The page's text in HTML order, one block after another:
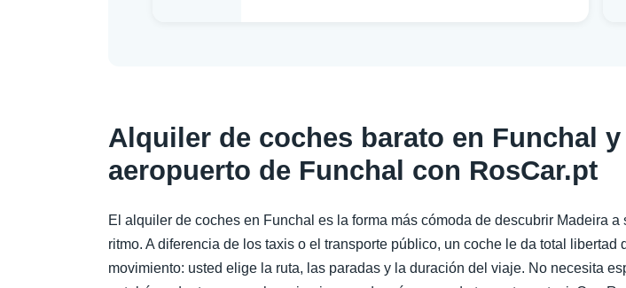
Alquiler de coches barato en Funchal y
aeropuerto de Funchal con RosCar.pt
El alquiler de coches en Funchal es la forma más cómoda de descubrir Madeira a
ritmo. A diferencia de los taxis o el transporte público, un coche le da total libertad
movimiento: usted elige la ruta, las paradas y la duración del viaje. No necesita